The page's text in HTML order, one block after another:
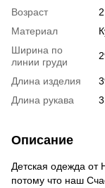
Возраст
Материал
Ширина по
линии груди
Длина изделия
Длина рукава
Описание
Детская одежда от
потому что наш